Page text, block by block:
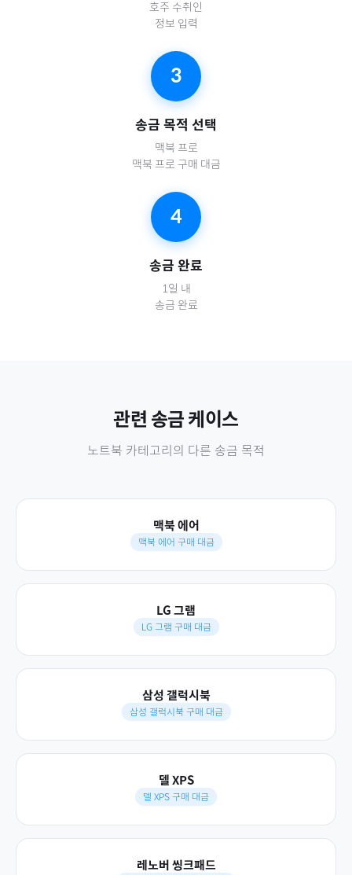
호주 수취인
정보 입력
3
송금 목적 선택
맥북 프로
맥북 프로 구매 대금
4
송금 완료
1일 내
송금 완료
관련 송금 케이스
노트북 카테고리의 다른 송금 목적
맥북 에어
맥북 에어 구매 대금
LG 그램
LG 그램 구매 대금
삼성 갤럭시북
삼성 갤럭시북 구매 대금
델 XPS
델 XPS 구매 대금
레노버 씽크패드